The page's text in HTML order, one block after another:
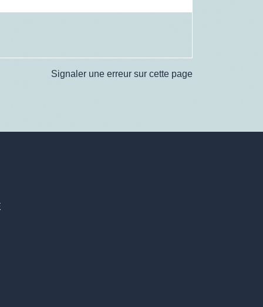
Signaler une erreur sur cette page